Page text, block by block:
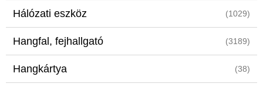
Hálózati eszköz (1029)
Hangfal, fejhallgató (3189)
Hangkártya (38)